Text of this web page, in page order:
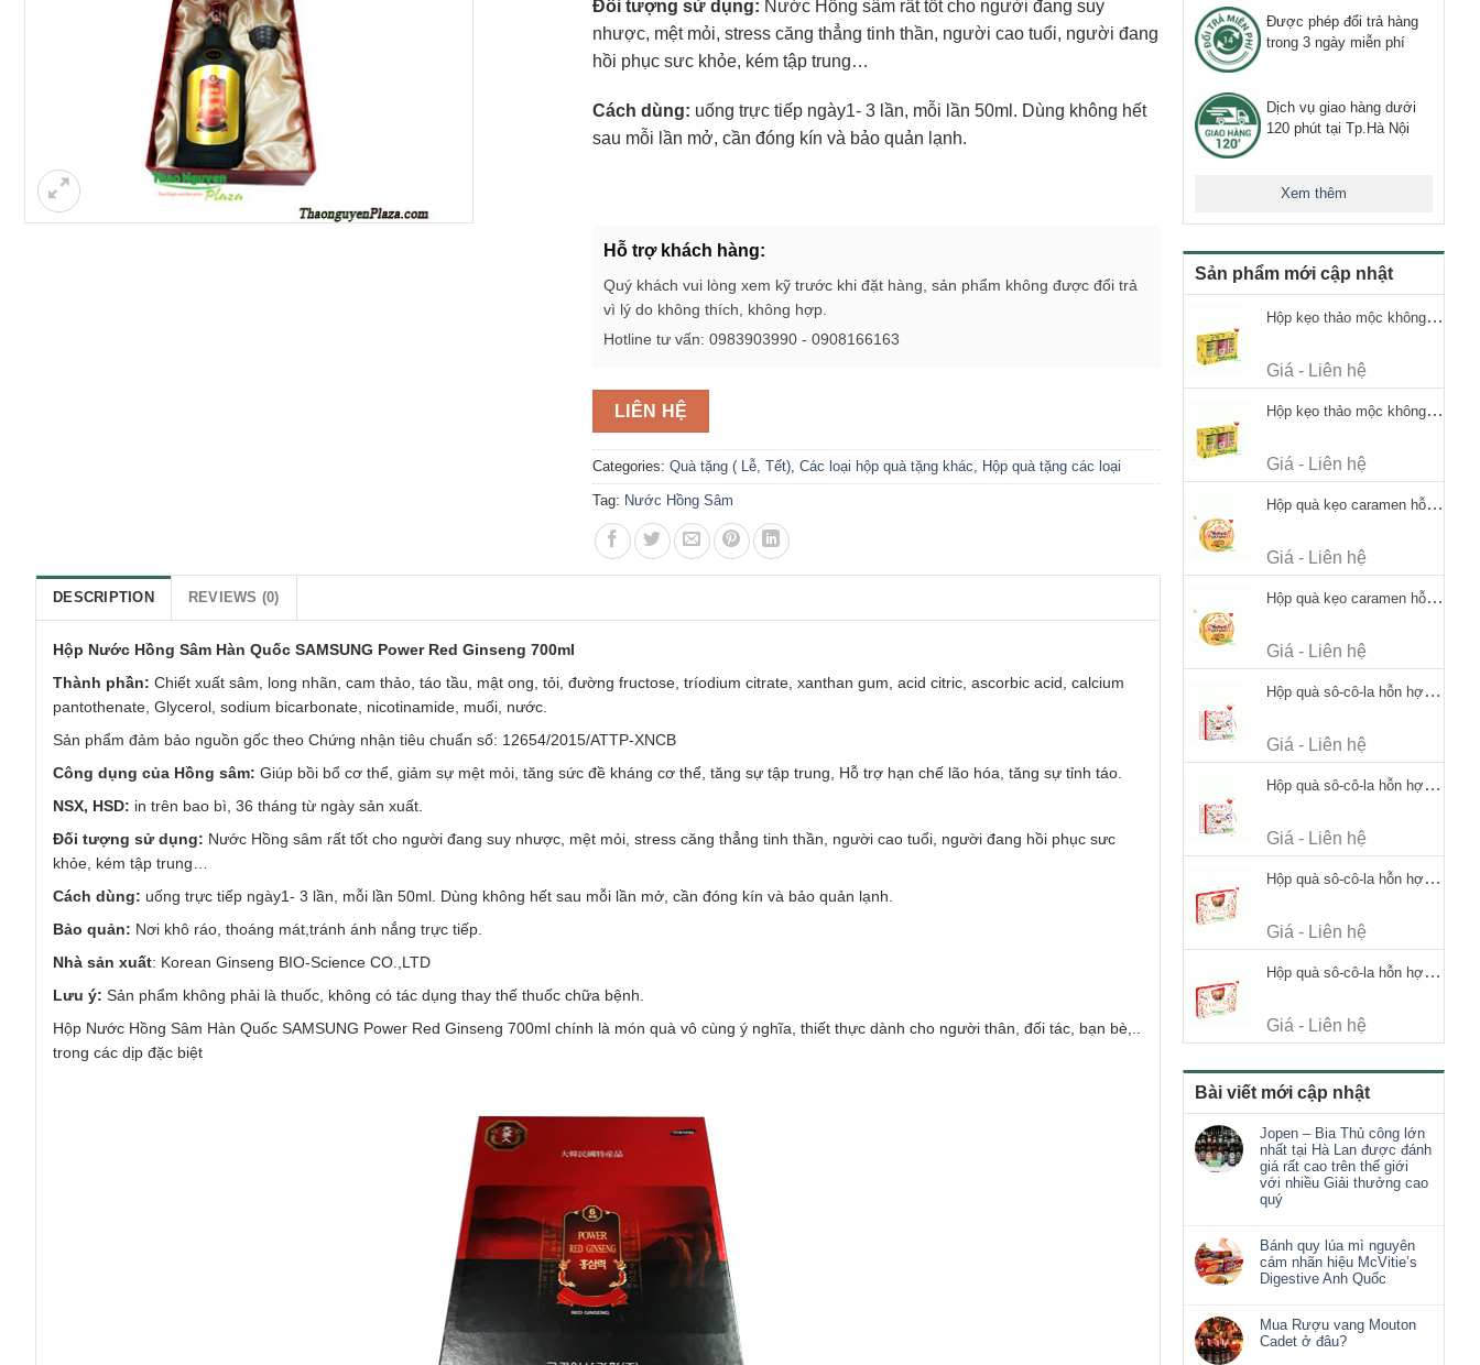
Được phép đổi trả hàng
trong 3 ngày miễn phí
Dịch vụ giao hàng dưới
120 phút tại Tp.Hà Nội
Xem thêm
Sản phẩm mới cập nhật
Hộp kẹo thảo mộc không đường Ricola Signature 112.5g
Giá - Liên hệ
Hộp kẹo thảo mộc không đường Ricola Signature 112.5g
Giá - Liên hệ
Hộp quà kẹo caramen hỗn hợp Werther's Original Caramel Candy 170g
Giá - Liên hệ
Hộp quà kẹo caramen hỗn hợp Werther's Original Caramel Candy 170g
Giá - Liên hệ
Hộp quà sô-cô-la hỗn hợp Merci Petits Chocolate Collection 125g thiếc
Giá - Liên hệ
Hộp quà sô-cô-la hỗn hợp Merci Petits Chocolate Collection 125g thiếc
Giá - Liên hệ
Hộp quà sô-cô-la hỗn hợp Merci Finest Selection 250g thiếc
Giá - Liên hệ
Hộp quà sô-cô-la hỗn hợp Merci Finest Selection 250g thiếc
Giá - Liên hệ
Bài viết mới cập nhật
Jopen – Bia Thủ công lớn
nhất tại Hà Lan được đánh
giá rất cao trên thế giới
với nhiều Giải thưởng cao
quý
Bánh quy lúa mì nguyên
cám nhãn hiệu McVitie’s
Digestive Anh Quốc
Mua Rượu vang Mouton
Cadet ở đâu?
Đối tượng sử dụng: Nước Hồng sâm rất tốt cho người đang suy
nhược, mệt mỏi, stress căng thẳng tinh thần, người cao tuổi, người đang
hồi phục sưc khỏe, kém tập trung…
Cách dùng: uống trực tiếp ngày1- 3 lần, mỗi lần 50ml. Dùng không hết
sau mỗi lần mở, cần đóng kín và bảo quản lạnh.
Hỗ trợ khách hàng:
Quý khách vui lòng xem kỹ trước khi đặt hàng, sản phẩm không được đổi trả
vì lý do không thích, không hợp.
Hotline tư vấn: 0983903990 - 0908166163
LIÊN HỆ
Categories: Quà tặng ( Lễ, Tết), Các loại hộp quà tặng khác, Hộp quà tặng các loại
Tag: Nước Hồng Sâm
DESCRIPTION REVIEWS (0)
Hộp Nước Hồng Sâm Hàn Quốc SAMSUNG Power Red Ginseng 700ml
Thành phần: Chiết xuất sâm, long nhãn, cam thảo, táo tầu, mật ong, tỏi, đường fructose, tríodium citrate, xanthan gum, acid citric, ascorbic acid, calcium
pantothenate, Glycerol, sodium bicarbonate, nicotinamide, muối, nước.
Sản phẩm đảm bảo nguồn gốc theo Chứng nhận tiêu chuẩn số: 12654/2015/ATTP-XNCB
Công dụng của Hồng sâm: Giúp bồi bổ cơ thể, giảm sự mệt mỏi, tăng sức đề kháng cơ thể, tăng sự tập trung, Hỗ trợ hạn chế lão hóa, tăng sự tỉnh táo.
NSX, HSD: in trên bao bì, 36 tháng từ ngày sản xuất.
Đối tượng sử dụng: Nước Hồng sâm rất tốt cho người đang suy nhược, mệt mỏi, stress căng thẳng tinh thần, người cao tuổi, người đang hồi phục sưc
khỏe, kém tập trung…
Cách dùng: uống trực tiếp ngày1- 3 lần, mỗi lần 50ml. Dùng không hết sau mỗi lần mở, cần đóng kín và bảo quản lạnh.
Bảo quản: Nơi khô ráo, thoáng mát,tránh ánh nắng trực tiếp.
Nhà sản xuất: Korean Ginseng BIO-Science CO.,LTD
Lưu ý: Sản phẩm không phải là thuốc, không có tác dụng thay thế thuốc chữa bệnh.
Hộp Nước Hồng Sâm Hàn Quốc SAMSUNG Power Red Ginseng 700ml chính là món quà vô cùng ý nghĩa, thiết thực dành cho người thân, đối tác, bạn bè,..
trong các dịp đặc biệt